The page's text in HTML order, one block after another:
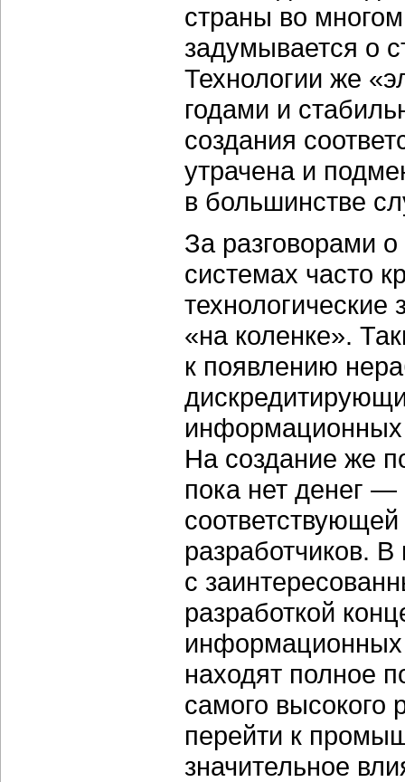
страны во
задумывается о
Технологии же
годами и
создания
утрачена и
в большинстве
За разговорами
системах часто
технологические
«на коленке».
к появлению
информационных
На создание же
пока нет денег —
разработчиков.
с
разработкой
информационных
находят полное
самого высокого
перейти к
значительное